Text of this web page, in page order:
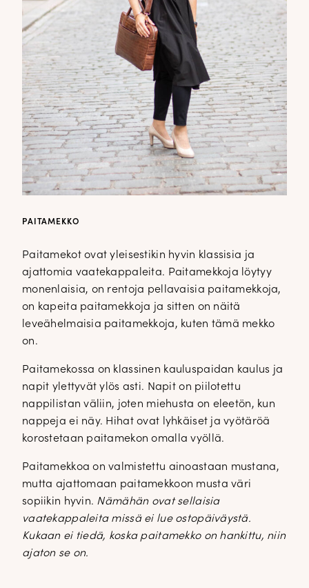
PAITAMEKKO
Paitamekot ovat yleisestikin hyvin klassisia ja
ajattomia vaatekappaleita. Paitamekkoja löytyy
monenlaisia, on rentoja pellavaisia paitamekkoja,
on kapeita paitamekkoja ja sitten on näitä
leveähelmaisia paitamekkoja, kuten tämä mekko
on.
Paitamekossa on klassinen kauluspaidan kaulus ja
napit ylettyvät ylös asti. Napit on piilotettu
nappilistan väliin, joten miehusta on eleetön, kun
nappeja ei näy. Hihat ovat lyhkäiset ja vyötäröä
korostetaan paitamekon omalla vyöllä.
Paitamekkoa on valmistettu ainoastaan mustana,
mutta ajattomaan paitamekkoon musta väri
sopiikin hyvin. Nämähän ovat sellaisia
vaatekappaleita missä ei lue ostopäiväystä.
Kukaan ei tiedä, koska paitamekko on hankittu, niin
ajaton se on.